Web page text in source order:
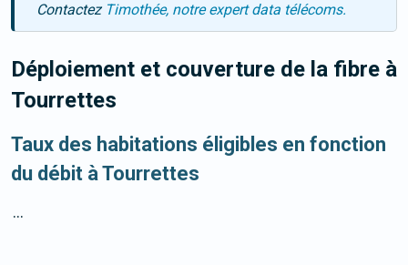
Contactez Timothée, notre expert data télécoms.
Déploiement et couverture de la fibre à
Tourrettes
Taux des habitations éligibles en fonction
du débit à Tourrettes
...